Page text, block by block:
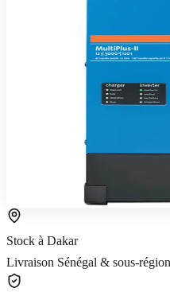
Victron MultiPlus-II 48 V /
pur avec basculement
Stock à Dakar
Livraison Sénégal & sous-région